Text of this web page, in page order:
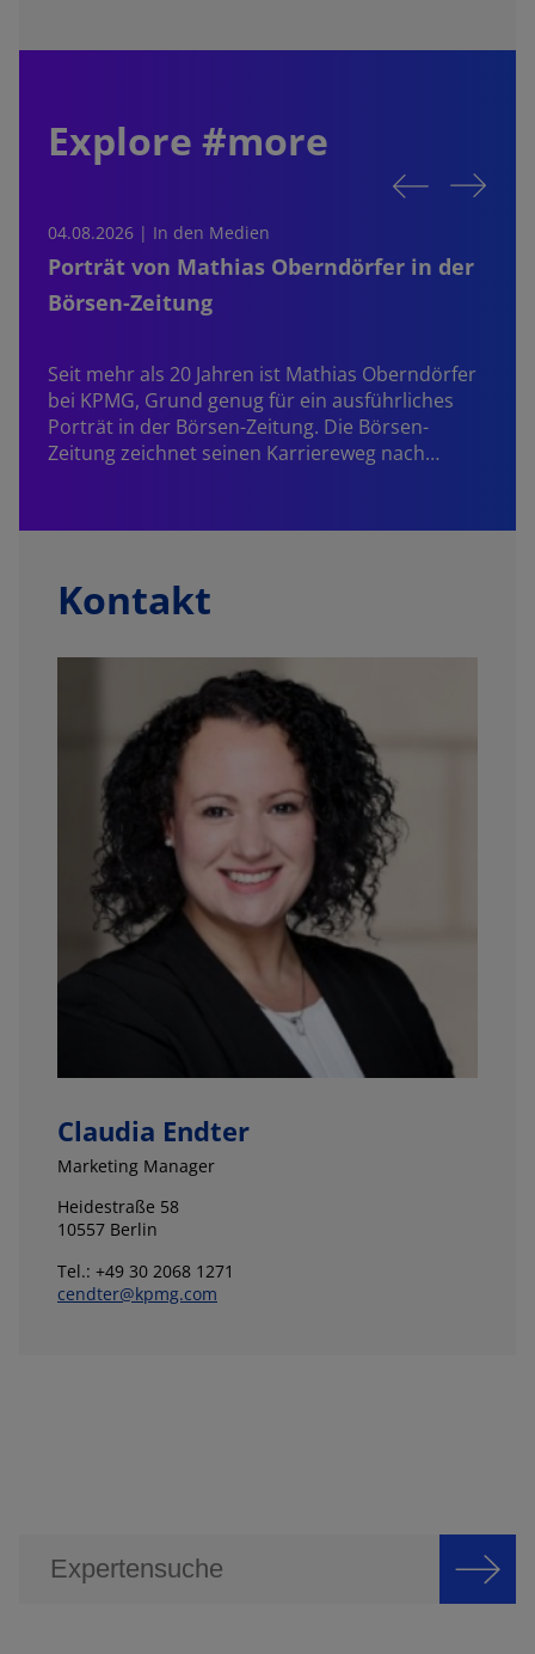
Explore #more
04.08.2026 | In den Medien
Porträt von Mathias Oberndörfer in der
Börsen-Zeitung
Seit mehr als 20 Jahren ist Mathias Oberndörfer
bei KPMG, Grund genug für ein ausführliches
Porträt in der Börsen-Zeitung. Die Börsen-
Zeitung zeichnet seinen Karriereweg nach…
Kontakt
Claudia Endter
Marketing Manager
Heidestraße 58
10557 Berlin
Tel.: +49 30 2068 1271
cendter@kpmg.com